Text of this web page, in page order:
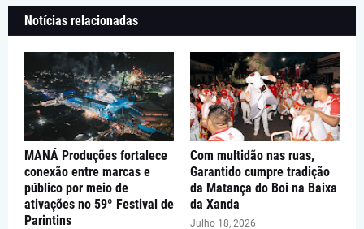
Notícias relacionadas
MANÁ Produções fortalece
conexão entre marcas e
público por meio de
ativações no 59º Festival de
Parintins
Com multidão nas ruas,
Garantido cumpre tradição
da Matança do Boi na Baixa
da Xanda
Julho 18, 2026